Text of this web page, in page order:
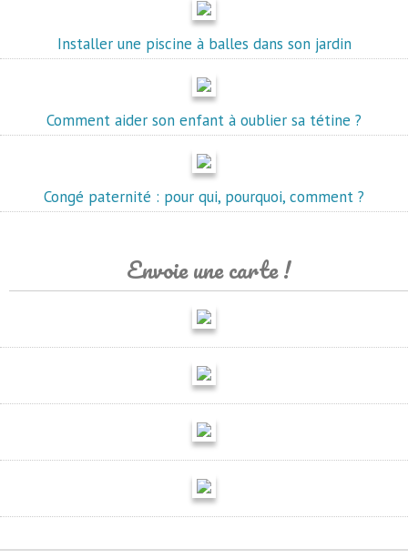
Installer une piscine à balles dans son jardin
Comment aider son enfant à oublier sa tétine ?
Congé paternité : pour qui, pourquoi, comment ?
Envoie une carte !